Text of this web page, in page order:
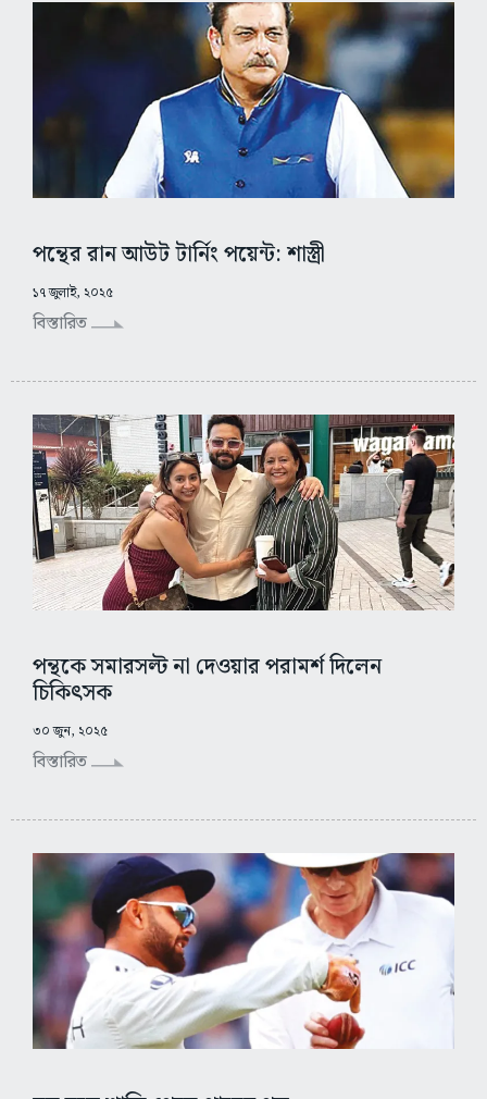
পন্থের রান আউট টার্নিং পয়েন্ট: শাস্ত্রী
১৭ জুলাই, ২০২৫
বিস্তারিত
পন্থকে সমারসল্ট না দেওয়ার পরামর্শ দিলেন
চিকিৎসক
৩০ জুন, ২০২৫
বিস্তারিত